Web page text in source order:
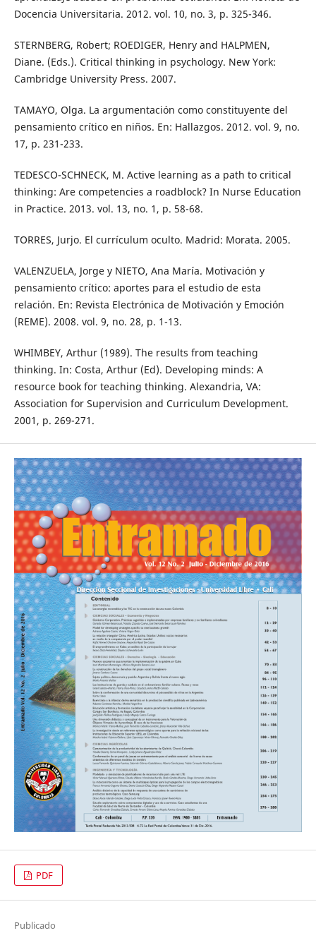
Docencia Universitaria. 2012. vol. 10, no. 3, p. 325-346.
STERNBERG, Robert; ROEDIGER, Henry and HALPMEN,
Diane. (Eds.). Critical thinking in psychology. New York:
Cambridge University Press. 2007.
TAMAYO, Olga. La argumentación como constituyente del
pensamiento crítico en niños. En: Hallazgos. 2012. vol. 9, no.
17, p. 231-233.
TEDESCO-SCHNECK, M. Active learning as a path to critical
thinking: Are competencies a roadblock? In Nurse Education
in Practice. 2013. vol. 13, no. 1, p. 58-68.
TORRES, Jurjo. El currículum oculto. Madrid: Morata. 2005.
VALENZUELA, Jorge y NIETO, Ana María. Motivación y
pensamiento crítico: aportes para el estudio de esta
relación. En: Revista Electrónica de Motivación y Emoción
(REME). 2008. vol. 9, no. 28, p. 1-13.
WHIMBEY, Arthur (1989). The results from teaching
thinking. In: Costa, Arthur (Ed). Developing minds: A
resource book for teaching thinking. Alexandria, VA:
Association for Supervision and Curriculum Development.
2001, p. 269-271.
PDF
Publicado